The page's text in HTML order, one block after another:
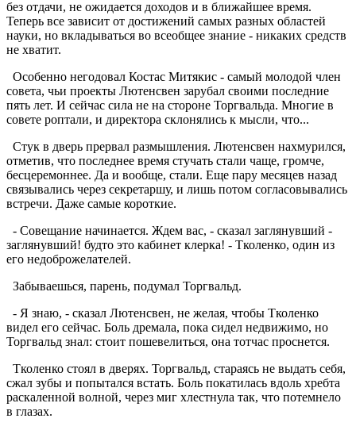
без отдачи, не ожидается доходов и в ближайшее время.
Теперь все зависит от достижений самых разных областей
науки, но вкладываться во всеобщее знание - никаких средств
не хватит.
Особенно негодовал Костас Митякис - самый молодой член
совета, чьи проекты Лютенсвен зарубал своими последние
пять лет. И сейчас сила не на стороне Торгвальда. Многие в
совете роптали, и директора склонялись к мысли, что...
Стук в дверь прервал размышления. Лютенсвен нахмурился,
отметив, что последнее время стучать стали чаще, громче,
бесцеремоннее. Да и вообще, стали. Еще пару месяцев назад
связывались через секретаршу, и лишь потом согласовывались
встречи. Даже самые короткие.
- Совещание начинается. Ждем вас, - сказал заглянувший -
заглянувший! будто это кабинет клерка! - Тколенко, один из
его недоброжелателей.
Забываешься, парень, подумал Торгвальд.
- Я знаю, - сказал Лютенсвен, не желая, чтобы Тколенко
видел его сейчас. Боль дремала, пока сидел недвижимо, но
Торгвальд знал: стоит пошевелиться, она тотчас проснется.
Тколенко стоял в дверях. Торгвальд, стараясь не выдать себя,
сжал зубы и попытался встать. Боль покатилась вдоль хребта
раскаленной волной, через миг хлестнула так, что потемнело
в глазах.